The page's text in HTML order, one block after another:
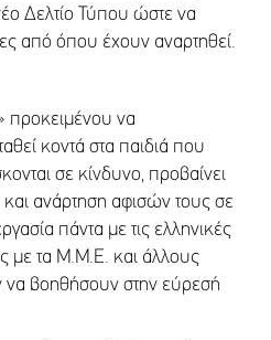
Δελτίο Τύπου ώστε να
από όπου έχουν αναρτηθεί.
προκειμένου να
κοντά στα παιδιά που
σε κίνδυνο, προβαίνει
ανάρτηση αφισών τους σε
πάντα με τις ελληνικές
με τα Μ.Μ.Ε. και άλλους
βοηθήσουν στην εύρεσή